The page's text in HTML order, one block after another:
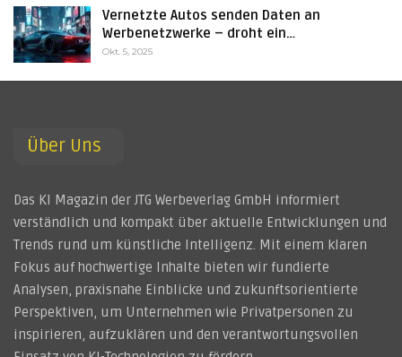
Vernetzte Autos senden Daten an
Werbenetzwerke – droht ein…
Okt. 5, 2025
Über Uns
Das KI Magazin der JTG Werbeverlag GmbH informiert
verständlich und kompakt über aktuelle Entwicklungen und
Trends rund um künstliche Intelligenz. Mit einem klaren
Fokus auf hochwertige Inhalte bieten wir fundierte
Analysen, praxisnahe Einblicke und zukunftsorientierte
Perspektiven, um Unternehmen wie Privatpersonen zu
inspirieren, aufzuklären und den verantwortungsvollen